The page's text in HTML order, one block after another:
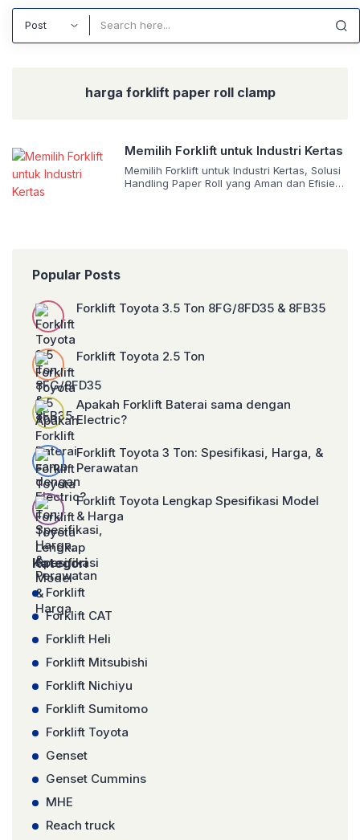
harga forklift paper roll clamp
Memilih Forklift untuk Industri Kertas
Memilih Forklift untuk Industri Kertas, Solusi
Handling Paper Roll yang Aman dan Efisien
Popular Posts
Forklift Toyota 3.5 Ton 8FG/8FD35 & 8FB35
Forklift Toyota 2.5 Ton
Apakah Forklift Baterai sama dengan
Electric?
Forklift Toyota 3 Ton: Spesifikasi, Harga, &
Perawatan
Forklift Toyota Lengkap Spesifikasi Model
& Harga
Kategori
Forklift
Forklift CAT
Forklift Heli
Forklift Mitsubishi
Forklift Nichiyu
Forklift Sumitomo
Forklift Toyota
Genset
Genset Cummins
MHE
Reach truck